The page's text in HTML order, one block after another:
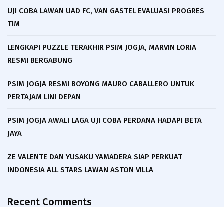
UJI COBA LAWAN UAD FC, VAN GASTEL EVALUASI PROGRES
TIM
LENGKAPI PUZZLE TERAKHIR PSIM JOGJA, MARVIN LORIA
RESMI BERGABUNG
PSIM JOGJA RESMI BOYONG MAURO CABALLERO UNTUK
PERTAJAM LINI DEPAN
PSIM JOGJA AWALI LAGA UJI COBA PERDANA HADAPI BETA
JAYA
ZE VALENTE DAN YUSAKU YAMADERA SIAP PERKUAT
INDONESIA ALL STARS LAWAN ASTON VILLA
Recent Comments